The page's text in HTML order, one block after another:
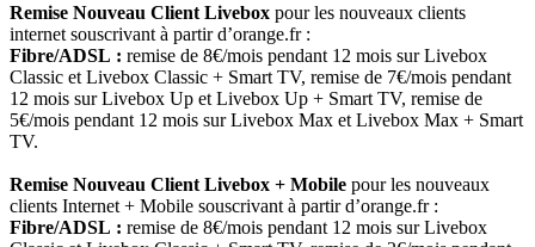
Remise Nouveau Client Livebox pour les nouveaux clients
internet souscrivant à partir d’orange.fr :
Fibre/ADSL : remise de 8€/mois pendant 12 mois sur Livebox
Classic et Livebox Classic + Smart TV, remise de 7€/mois pendant
12 mois sur Livebox Up et Livebox Up + Smart TV, remise de
5€/mois pendant 12 mois sur Livebox Max et Livebox Max + Smart
TV.
Remise Nouveau Client Livebox + Mobile pour les nouveaux
clients Internet + Mobile souscrivant à partir d’orange.fr :
Fibre/ADSL : remise de 8€/mois pendant 12 mois sur Livebox